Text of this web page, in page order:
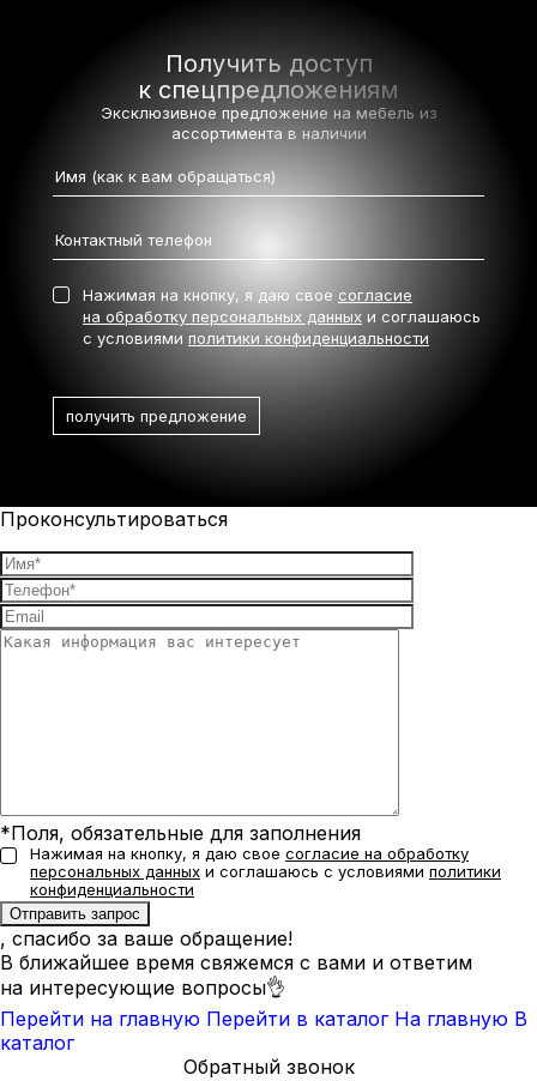
Получить доступ
к спецпредложениям
Эксклюзивное предложение на мебель из
ассортимента в наличии
Нажимая на кнопку, я даю свое согласие
на обработку персональных данных и соглашаюсь
с условиями политики конфиденциальности
Проконсультироваться
*Поля, обязательные для заполнения
Нажимая на кнопку, я даю свое согласие на обработку
персональных данных и соглашаюсь с условиями политики
конфиденциальности
, спасибо за ваше обращение!
В ближайшее время свяжемся с вами и ответим
на интересующие вопросы👌
Перейти на главную Перейти в каталог На главную В
каталог
Обратный звонок